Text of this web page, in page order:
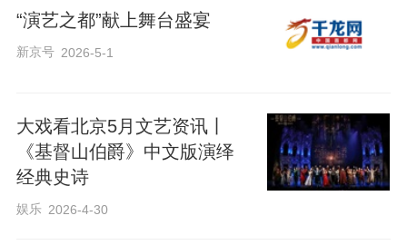
“演艺之都”献上舞台盛宴
新京号 2026-5-1
大戏看北京5月文艺资讯丨
《基督山伯爵》中文版演绎
经典史诗
娱乐 2026-4-30